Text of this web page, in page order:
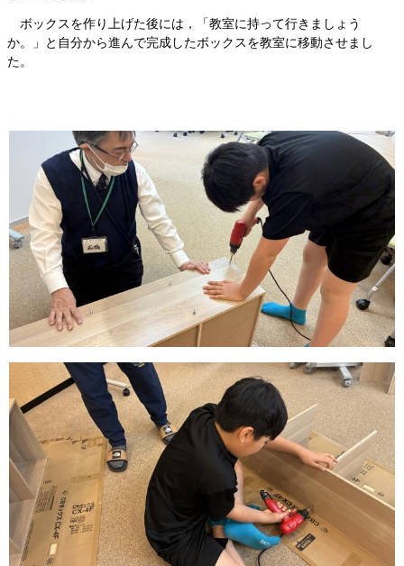
ボックスを作り上げた後には，「教室に持って行きましょう
か。」と自分から進んで完成したボックスを教室に移動させまし
た。